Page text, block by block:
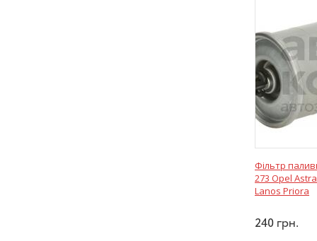
Фільтр
273 Opel
Lanos Priora
240 грн.